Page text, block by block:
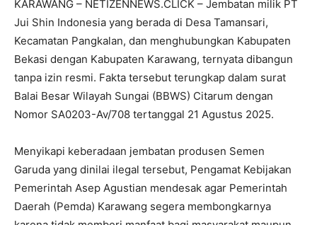
KARAWANG – NETIZENNEWS.CLICK – Jembatan milik PT
Jui Shin Indonesia yang berada di Desa Tamansari,
Kecamatan Pangkalan, dan menghubungkan Kabupaten
Bekasi dengan Kabupaten Karawang, ternyata dibangun
tanpa izin resmi. Fakta tersebut terungkap dalam surat
Balai Besar Wilayah Sungai (BBWS) Citarum dengan
Nomor SA0203-Av/708 tertanggal 21 Agustus 2025.
Menyikapi keberadaan jembatan produsen Semen
Garuda yang dinilai ilegal tersebut, Pengamat Kebijakan
Pemerintah Asep Agustian mendesak agar Pemerintah
Daerah (Pemda) Karawang segera membongkarnya